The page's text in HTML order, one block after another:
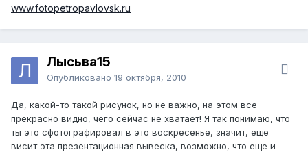
www.fotopetropavlovsk.ru
Лысьва15
Опубликовано 19 октября, 2010
Да, какой-то такой рисунок, но не важно, на этом все
прекрасно видно, чего сейчас не хватает! Я так понимаю, что
ты это сфотографировал в это воскресенье, значит, еще
висит эта презентационная вывеска, возможно, что еще и